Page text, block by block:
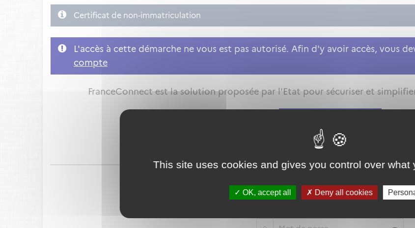
This site uses cookies and gives you control over what
OK, accept all Deny all cookies
Certificat de non-immatriculation
L'accès à cette démarche ne vous est pas autorisé. Afin d'y avoir accès, vous
compte
FranceConnect est la solution proposée par l'Etat pour sécuriser et
Qu'est-ce que FranceConnect ?
ou